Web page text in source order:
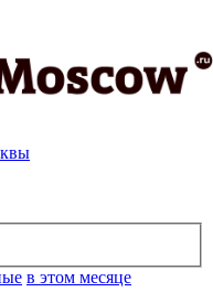
в этом месяце